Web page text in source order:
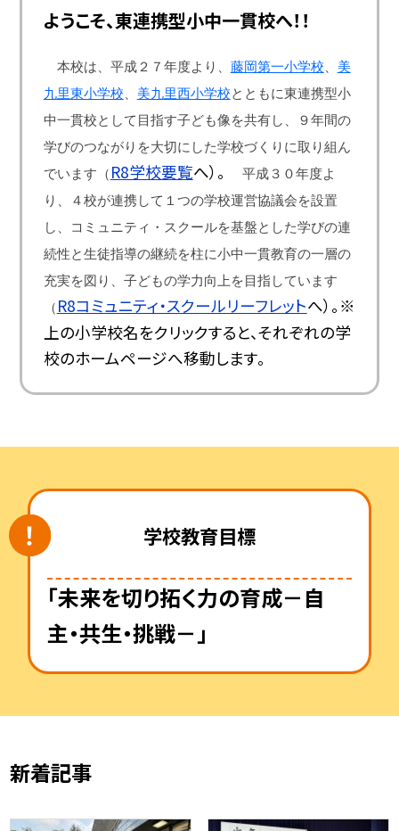
ようこそ、東連携型小中一貫校へ！！
本校は、平成２７年度より、 藤岡第一小学校
美
九里東小学校
美九里西小学校とともに東連携型小
中一貫校として目指す子ども像を共有し、９年間の
学びのつながりを大切にした学校づくりに取り組ん
でいます（ R8学校要覧へ）。
平成３０年度よ
り、４校が連携して１つの学校運営協議会を設置
し、コミュニティ・スクールを基盤とした学びの連
続性と生徒指導の継続を柱に小中一貫教育の一層の
充実を図り、子どもの学力向上を目指しています
（ R8コミュニティ・スクールリーフレットへ）。※
上の小学校名をクリックすると、それぞれの学
校のホームページへ移動します。
学校教育目標
「未来を切り拓く力の育成－自
主・共生・挑戦－」
新着記事